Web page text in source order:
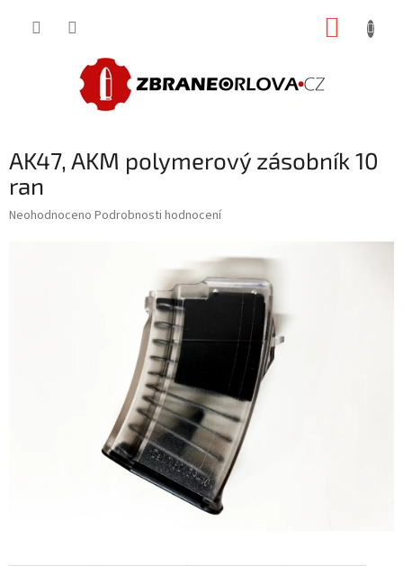
AK47, AKM polymerový zásobník 10
ran
Průměrné
Neohodnoceno Podrobnosti hodnocení